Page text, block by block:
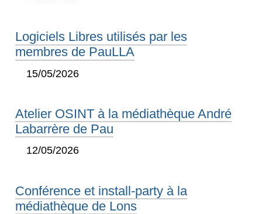
Logiciels Libres utilisés par les
membres de PauLLA
15/05/2026
Atelier OSINT à la médiathèque André
Labarrère de Pau
12/05/2026
Conférence et install-party à la
médiathèque de Lons